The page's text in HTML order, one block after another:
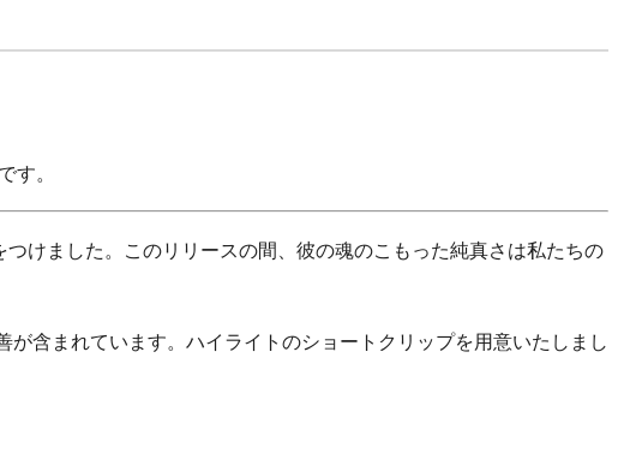
す。
つけました。このリリースの間、彼の魂のこもった純真さは私たちの
含まれています。ハイライトのショートクリップを用意いたしまし